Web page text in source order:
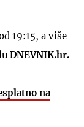
19:15, a više
DNEVNIK.hr.
na